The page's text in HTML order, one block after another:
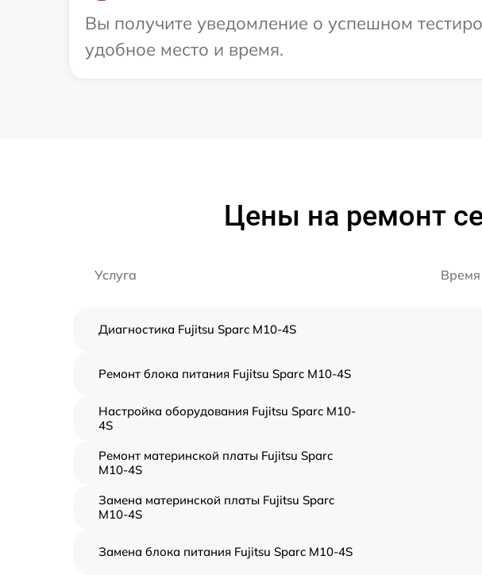
Вы получите уведомление о успешном
удобное место и время.
Цены на ремонт
Услуга
Диагностика Fujitsu Sparc M10-4S
Ремонт блока питания Fujitsu Sparc M10-4S
Настройка оборудования Fujitsu Sparc M10-
4S
Ремонт материнской платы Fujitsu Sparc
M10-4S
Замена материнской платы Fujitsu Sparc
M10-4S
Замена блока питания Fujitsu Sparc M10-4S